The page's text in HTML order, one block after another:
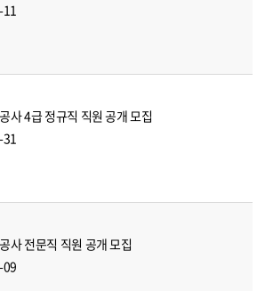
사 4급 정규직 직원 공개 모집
사 전문직 직원 공개 모집